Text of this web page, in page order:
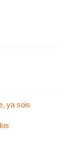
ya sois